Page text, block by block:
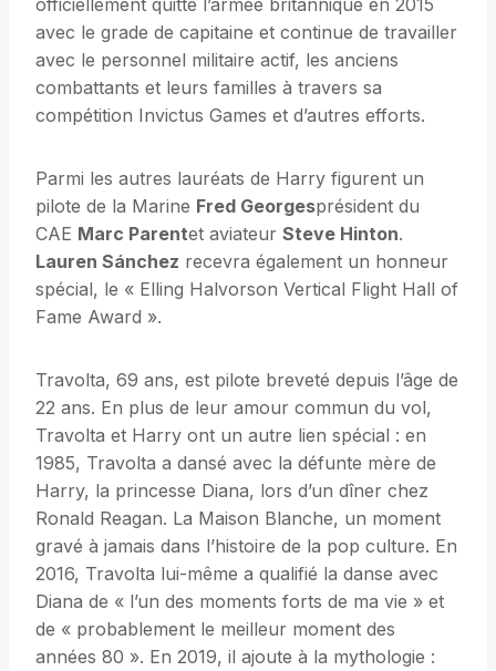
officiellement quitté l’armée britannique en 2015
avec le grade de capitaine et continue de travailler
avec le personnel militaire actif, les anciens
combattants et leurs familles à travers sa
compétition Invictus Games et d’autres efforts.
Parmi les autres lauréats de Harry figurent un
pilote de la Marine Fred Georgesprésident du
CAE Marc Parentet aviateur Steve Hinton.
Lauren Sánchez recevra également un honneur
spécial, le « Elling Halvorson Vertical Flight Hall of
Fame Award ».
Travolta, 69 ans, est pilote breveté depuis l’âge de
22 ans. En plus de leur amour commun du vol,
Travolta et Harry ont un autre lien spécial : en
1985, Travolta a dansé avec la défunte mère de
Harry, la princesse Diana, lors d’un dîner chez
Ronald Reagan. La Maison Blanche, un moment
gravé à jamais dans l’histoire de la pop culture. En
2016, Travolta lui-même a qualifié la danse avec
Diana de « l’un des moments forts de ma vie » et
de « probablement le meilleur moment des
années 80 ». En 2019, il ajoute à la mythologie :